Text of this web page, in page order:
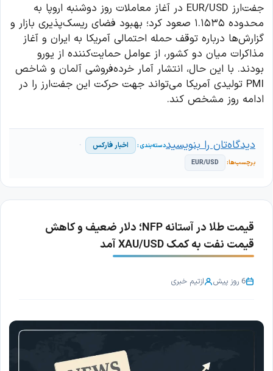
جفت‌ارز EUR/USD در آغاز معاملات روز دوشنبه اروپا به
محدوده ۱.۱۵۳۵ صعود کرد؛ بهبود فضای ریسک‌پذیری بازار و
گزارش‌ها درباره توقف حمله احتمالی آمریکا به ایران و آغاز
مذاکرات میان دو کشور، از عوامل حمایت‌کننده از یورو
بودند. با این حال، انتشار آمار خرده‌فروشی آلمان و شاخص
PMI تولیدی آمریکا می‌تواند جهت حرکت این جفت‌ارز را در
ادامه روز مشخص کند.
اخبار فارکس
EUR/USD
دیدگاه‌تان را بنویسید
قیمت طلا در آستانه NFP؛ دلار ضعیف و کاهش
قیمت نفت به کمک XAU/USD آمد
6 روز پیش ازتیم خبری